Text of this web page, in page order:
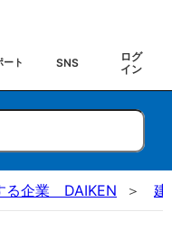
ート SNS
ログ
イン
る企業 DAIKEN 建